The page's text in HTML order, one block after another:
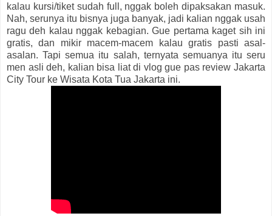
kalau kursi/tiket sudah full, nggak boleh dipaksakan masuk.
Nah, serunya itu bisnya juga banyak, jadi kalian nggak usah
ragu deh kalau nggak kebagian. Gue pertama kaget sih ini
gratis, dan mikir macem-macem kalau gratis pasti asal-
asalan. Tapi semua itu salah, ternyata semuanya itu seru
men asli deh, kalian bisa liat di vlog gue pas review Jakarta
City Tour ke Wisata Kota Tua Jakarta ini.